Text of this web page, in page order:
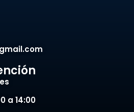
a 14:00